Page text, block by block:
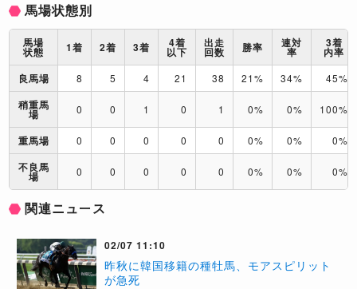
馬場状態別
馬場
状態 1着 2着 3着 4着
以下
出走
回数 勝率 連対
率
3着
内率
良馬場
8 5 4 21 38 21% 34% 45%
稍重馬
場 0 0 1 0 1 0% 0% 100%
重馬場 0 0 0 0 0 0% 0% 0%
不良馬
場 0 0 0 0 0 0% 0% 0%
関連ニュース
02/07 11:10
​昨秋に韓国移籍の種牡馬、モアスピリット
が急死